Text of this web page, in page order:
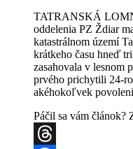
TATRANSKÁ
oddelenia PZ Ždiar
katastrálnom území
krátkeho času hneď
zasahovala v lesnom
prvého prichytili 24-
akéhokoľvek
Páčil sa vám článok?